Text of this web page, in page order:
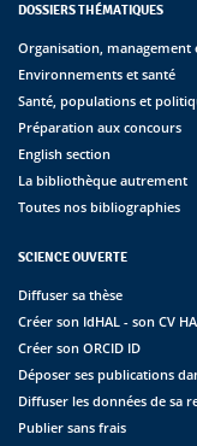
DOSSIERS THÉMATIQUES
Organisation,
Environnements et santé
Santé, populations et
Préparation aux concours
English section
La bibliothèque autrement
Toutes nos bibliographies
SCIENCE OUVERTE
Diffuser sa thèse
Créer son IdHAL - son CV
Créer son ORCID ID
Déposer ses publications
Diffuser les données de sa
Publier sans frais